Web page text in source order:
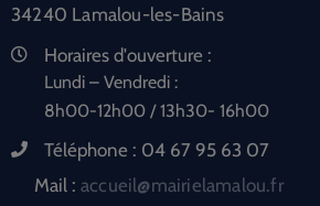
34240 Lamalou-les-Bains
Horaires d'ouverture :
Lundi – Vendredi :
8h00-12h00 / 13h30- 16h00
Téléphone : 04 67 95 63 07
Mail : accueil@mairielamalou.fr